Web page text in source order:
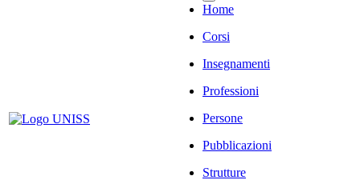
Home
Corsi
Insegnamenti
Professioni
Persone
Pubblicazioni
Strutture